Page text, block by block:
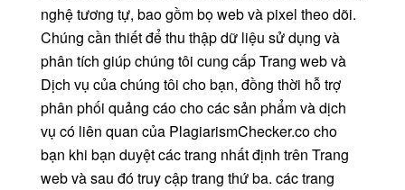
nghệ tương tự, bao gồm bọ web và pixel theo dõi.
Chúng cần thiết để thu thập dữ liệu sử dụng và
phân tích giúp chúng tôi cung cấp Trang web và
Dịch vụ của chúng tôi cho bạn, đồng thời hỗ trợ
phân phối quảng cáo cho các sản phẩm và dịch
vụ có liên quan của PlagiarismChecker.co cho
bạn khi bạn duyệt các trang nhất định trên Trang
web và sau đó truy cập trang thứ ba. các trang